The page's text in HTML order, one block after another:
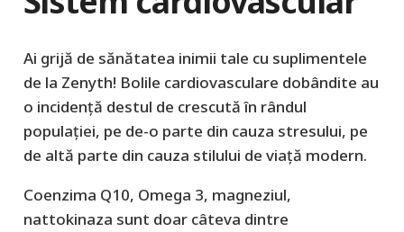
Ai grijă de sănătatea inimii tale cu suplimentele
de la Zenyth! Bolile cardiovasculare dobândite au
o incidență destul de crescută în rândul
populației, pe de-o parte din cauza stresului, pe
de altă parte din cauza stilului de viață modern.
Coenzima Q10, Omega 3, magneziul,
nattokinaza sunt doar câteva dintre